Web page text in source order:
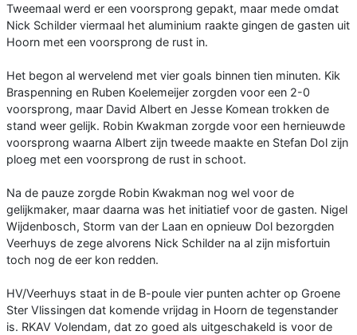
Tweemaal werd er een voorsprong gepakt, maar mede omdat
Nick Schilder viermaal het aluminium raakte gingen de gasten uit
Hoorn met een voorsprong de rust in.
Het begon al wervelend met vier goals binnen tien minuten. Kik
Braspenning en Ruben Koelemeijer zorgden voor een 2-0
voorsprong, maar David Albert en Jesse Komean trokken de
stand weer gelijk. Robin Kwakman zorgde voor een hernieuwde
voorsprong waarna Albert zijn tweede maakte en Stefan Dol zijn
ploeg met een voorsprong de rust in schoot.
Na de pauze zorgde Robin Kwakman nog wel voor de
gelijkmaker, maar daarna was het initiatief voor de gasten. Nigel
Wijdenbosch, Storm van der Laan en opnieuw Dol bezorgden
Veerhuys de zege alvorens Nick Schilder na al zijn misfortuin
toch nog de eer kon redden.
HV/Veerhuys staat in de B-poule vier punten achter op Groene
Ster Vlissingen dat komende vrijdag in Hoorn de tegenstander
is. RKAV Volendam, dat zo goed als uitgeschakeld is voor de